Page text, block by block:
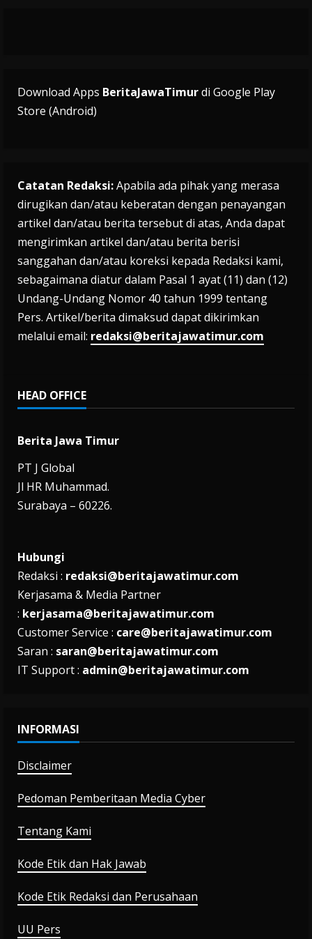
Download Apps BeritaJawaTimurdi Google Play
Store (Android)
Catatan Redaksi:Apabila ada pihak yang merasa
dirugikan dan/atau keberatan dengan penayangan
artikel dan/atau berita tersebut di atas, Anda dapat
mengirimkan artikel dan/atau berita berisi
sanggahan dan/atau koreksi kepada Redaksi kami,
sebagaimana diatur dalam Pasal 1 ayat (11) dan (12)
Undang-Undang Nomor 40 tahun 1999 tentang
Pers. Artikel/berita dimaksud dapat dikirimkan
melalui email: redaksi@beritajawatimur.com
HEAD OFFICE
Berita Jawa Timur
PT J Global
Jl HR Muhammad.
Surabaya – 60226.
Hubungi
Redaksi : redaksi@beritajawatimur.com
Kerjasama & Media Partner
: kerjasama@beritajawatimur.com
Customer Service : care@beritajawatimur.com
Saran : saran@beritajawatimur.com
IT Support : admin@beritajawatimur.com
INFORMASI
Disclaimer
Pedoman Pemberitaan Media Cyber
Tentang Kami
Kode Etik dan Hak Jawab
Kode Etik Redaksi dan Perusahaan
UU Pers